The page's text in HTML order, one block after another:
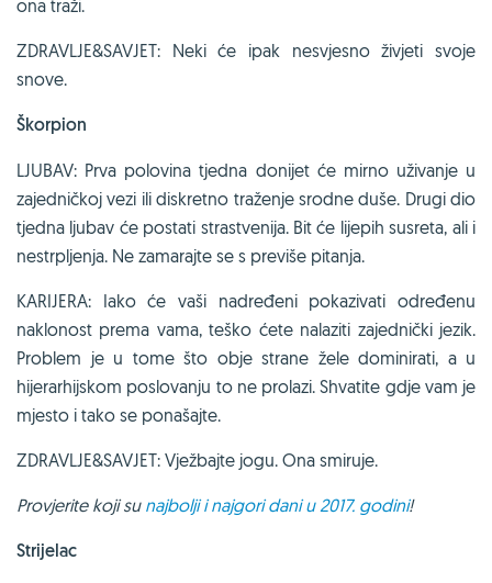
ona traži.
ZDRAVLJE&SAVJET: Neki će ipak nesvjesno živjeti svoje
snove.
Škorpion
LJUBAV: Prva polovina tjedna donijet će mirno uživanje u
zajedničkoj vezi ili diskretno traženje srodne duše. Drugi dio
tjedna ljubav će postati strastvenija. Bit će lijepih susreta, ali i
nestrpljenja. Ne zamarajte se s previše pitanja.
KARIJERA: Iako će vaši nadređeni pokazivati određenu
naklonost prema vama, teško ćete nalaziti zajednički jezik.
Problem je u tome što obje strane žele dominirati, a u
hijerarhijskom poslovanju to ne prolazi. Shvatite gdje vam je
mjesto i tako se ponašajte.
ZDRAVLJE&SAVJET: Vježbajte jogu. Ona smiruje.
Provjerite koji su najbolji i najgori dani u 2017. godini!
Strijelac